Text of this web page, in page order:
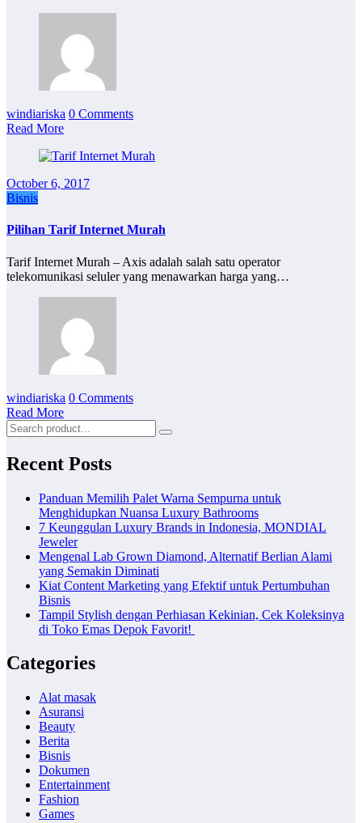
windiariska 0 Comments
Read More
October 6, 2017
Bisnis
Pilihan Tarif Internet Murah
Tarif Internet Murah – Axis adalah salah satu operator
telekomunikasi seluler yang menawarkan harga yang…
windiariska 0 Comments
Read More
Recent Posts
Panduan Memilih Palet Warna Sempurna untuk
Menghidupkan Nuansa Luxury Bathrooms
7 Keunggulan Luxury Brands in Indonesia, MONDIAL
Jeweler
Mengenal Lab Grown Diamond, Alternatif Berlian Alami
yang Semakin Diminati
Kiat Content Marketing yang Efektif untuk Pertumbuhan
Bisnis
Tampil Stylish dengan Perhiasan Kekinian, Cek Koleksinya
di Toko Emas Depok Favorit!
Categories
Alat masak
Asuransi
Beauty
Berita
Bisnis
Dokumen
Entertainment
Fashion
Games